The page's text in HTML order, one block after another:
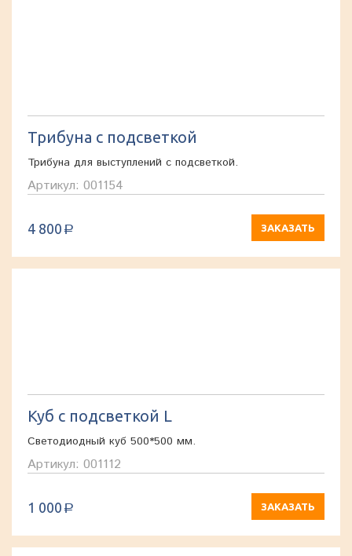
Трибуна с подсветкой
Трибуна для выступлений с подсветкой.
Артикул: 001154
4 800 a ЗАКАЗАТЬ
Куб с подсветкой L
Светодиодный куб 500*500 мм.
Артикул: 001112
1 000 a ЗАКАЗАТЬ